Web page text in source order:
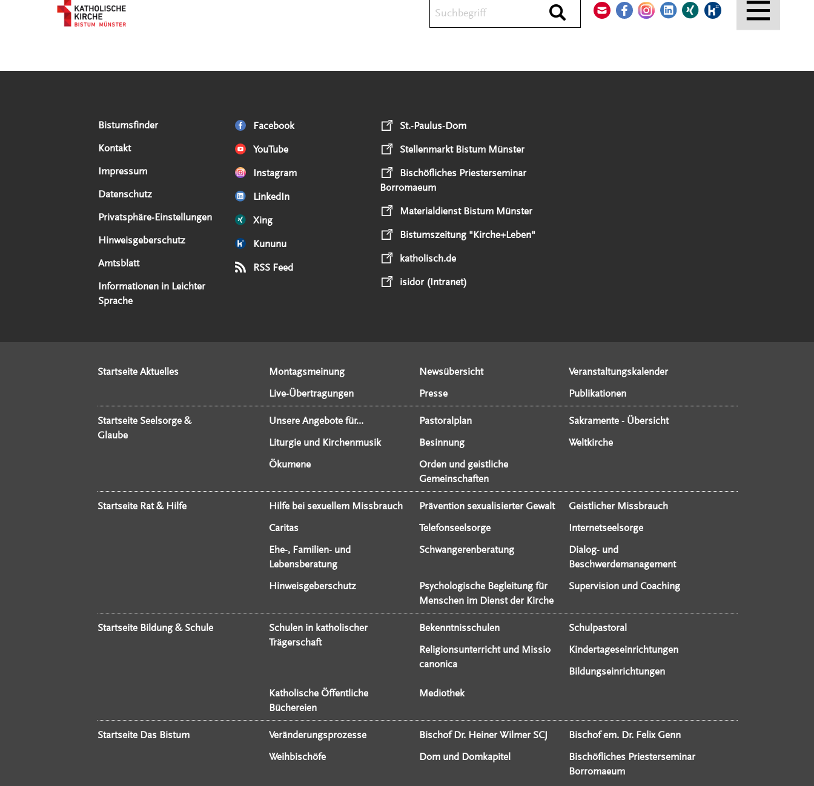
Durchsuchen
Serviceangebote
Bistumsfinder
Kontakt
Impressum
Datenschutz
Privatsphäre-Einstellungen
Hinweisgeberschutz
Amtsblatt
Informationen in Leichter
Sprache
Social Media Angebote Facebook
YouTube
Instagram
LinkedIn
Xing
Kununu
RSS Feed
Externe Links St.-Paulus-Dom
Stellenmarkt Bistum Münster
Bischöfliches Priesterseminar
Borromaeum
Materialdienst Bistum Münster
Bistumszeitung "Kirche+Leben"
katholisch.de
isidor (Intranet)
Startseite Aktuelles Montagsmeinung Newsübersicht
Veranstaltungskalender
Live-Übertragungen
Presse Publikationen
Startseite Seelsorge &
Glaube
Unsere Angebote für... Pastoralplan
Sakramente - Übersicht
Liturgie und Kirchenmusik
Besinnung
Weltkirche
Ökumene
Orden und geistliche
Gemeinschaften
Startseite Rat & Hilfe Hilfe bei sexuellem Missbrauch Prävention sexualisierter Gewalt
Geistlicher Missbrauch
Caritas
Telefonseelsorge
Internetseelsorge
Ehe-, Familien- und
Lebensberatung
Schwangerenberatung
Dialog- und
Beschwerdemanagement
Hinweisgeberschutz
Psychologische Begleitung für
Menschen im Dienst der Kirche
Supervision und Coaching
Startseite Bildung & Schule
Schulen in katholischer
Trägerschaft
Bekenntnisschulen
Schulpastoral
Religionsunterricht und Missio
canonica
Kindertageseinrichtungen
Bildungseinrichtungen
Katholische Öffentliche
Büchereien
Mediothek
Startseite Das Bistum Veränderungsprozesse Bischof Dr. Heiner Wilmer SCJ
Bischof em. Dr. Felix Genn
Weihbischöfe
Dom und Domkapitel
Bischöfliches Priesterseminar
Borromaeum